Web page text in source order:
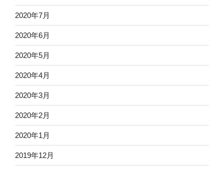
2020年7月
2020年6月
2020年5月
2020年4月
2020年3月
2020年2月
2020年1月
2019年12月